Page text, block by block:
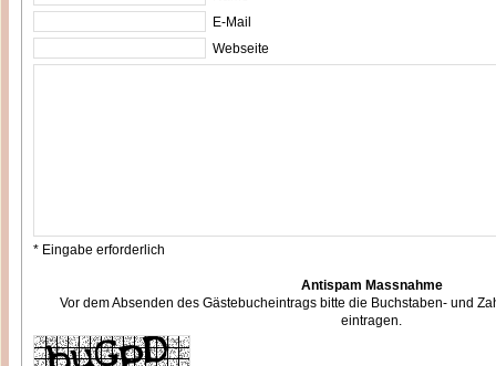
E-Mail
Webseite
* Eingabe erforderlich
Antispam Massnahme
Vor dem Absenden des Gästebucheintrags bitte die Buchstaben- und
eintragen.